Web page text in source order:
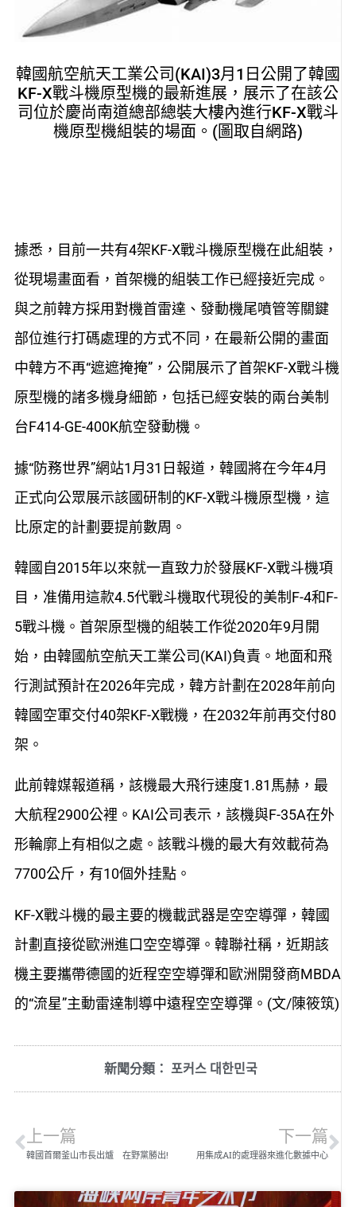
韓國航空航天工業公司(KAI)3月1日公開了韓國
KF-X戰斗機原型機的最新進展，展示了在該公
司位於慶尚南道總部總裝大樓內進行KF-X戰斗
機原型機組裝的場面。(圖取自網路)
據悉，目前一共有4架KF-X戰斗機原型機在此組裝，
從現場畫面看，首架機的組裝工作已經接近完成。
與之前韓方採用對機首雷達、發動機尾噴管等關鍵
部位進行打碼處理的方式不同，在最新公開的畫面
中韓方不再“遮遮掩掩”，公開展示了首架KF-X戰斗機
原型機的諸多機身細節，包括已經安裝的兩台美制
台F414-GE-400K航空發動機。
據“防務世界”網站1月31日報道，韓國將在今年4月
正式向公眾展示該國研制的KF-X戰斗機原型機，這
比原定的計劃要提前數周。
韓國自2015年以來就一直致力於發展KF-X戰斗機項
目，准備用這款4.5代戰斗機取代現役的美制F-4和F-
5戰斗機。首架原型機的組裝工作從2020年9月開
始，由韓國航空航天工業公司(KAI)負責。地面和飛
行測試預計在2026年完成，韓方計劃在2028年前向
韓國空軍交付40架KF-X戰機，在2032年前再交付80
架。
此前韓媒報道稱，該機最大飛行速度1.81馬赫，最
大航程2900公裡。KAI公司表示，該機與F-35A在外
形輪廓上有相似之處。該戰斗機的最大有效載荷為
7700公斤，有10個外挂點。
KF-X戰斗機的最主要的機載武器是空空導彈，韓國
計劃直接從歐洲進口空空導彈。韓聯社稱，近期該
機主要攜帶德國的近程空空導彈和歐洲開發商MBDA
的“流星”主動雷達制導中遠程空空導彈。(文/陳筱筑)
新聞分類： 포커스 대한민국
上一篇
韓國首爾釜山市長出爐 在野黨勝出!
下一篇
用集成AI的處理器來進化數據中心